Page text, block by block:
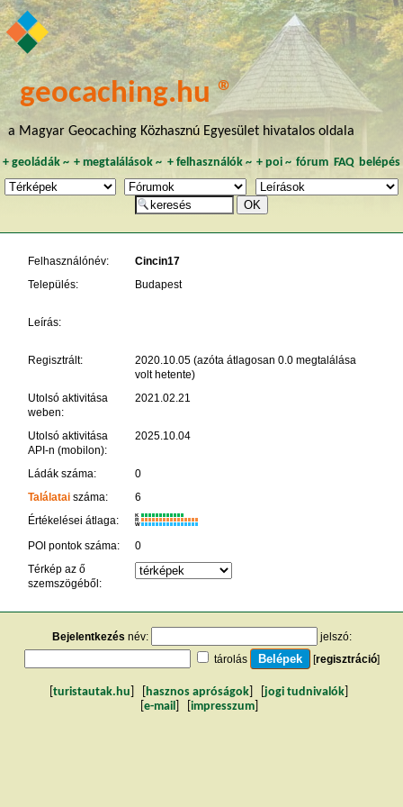
geocaching.hu ®
a Magyar Geocaching Közhasznú Egyesület hivatalos oldala
+ geoládák~ +megtalálások ~ + felhasználók~ + poi~ fórum FAQ belépés
Felhasználónév:
Cincin17
Település:
Budapest
Leírás:
Regisztrált:
2020.10.05 (azóta átlagosan 0.0 megtalálása
volt hetente)
Utolsó aktivitása
weben:
2021.02.21
Utolsó aktivitása
API-n (mobilon):
2025.10.04
Ládák száma:
0
Találataiszáma:
6
Értékelései átlaga:
K
R
W
POI pontok száma:
0
Térkép az ő
szemszögéből:
Bejelentkezés név:
jelszó:
tárolás
[regisztráció]
turistautak.hu hasznos apróságok jogi tudnivalók
e-mail impresszum]